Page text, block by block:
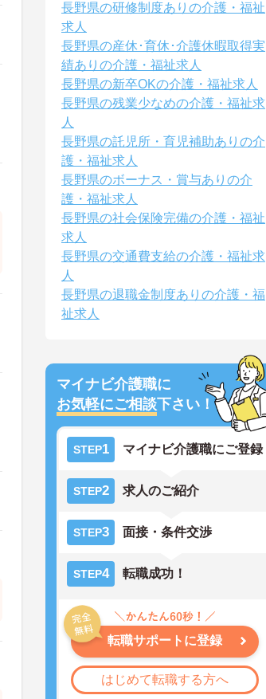
長野県の研修制度ありの介護・福祉
求人
長野県の産休･育休･介護休暇取得実
績ありの介護・福祉求人
長野県の新卒OKの介護・福祉求人
長野県の残業少なめの介護・福祉求
人
長野県の託児所・育児補助ありの介
護・福祉求人
長野県のボーナス・賞与ありの介
護・福祉求人
長野県の社会保険完備の介護・福祉
求人
長野県の交通費支給の介護・福祉求
人
長野県の退職金制度ありの介護・福
祉求人
マイナビ介護職に
お気軽にご相談下さい！
STEP1 マイナビ介護職にご登録
STEP2 求人のご紹介
STEP3 面接・条件交渉
STEP4 転職成功！
転職サポートに登録
はじめて転職する方へ